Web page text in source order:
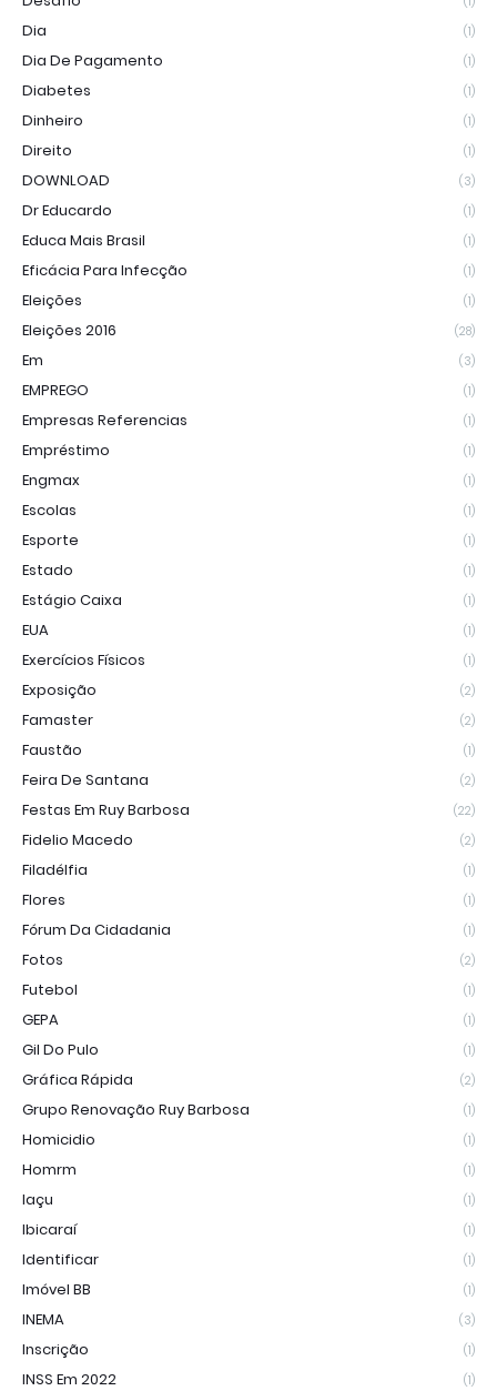
Dia (1)
Dia De Pagamento (1)
Diabetes (1)
Dinheiro (1)
Direito (1)
DOWNLOAD (3)
Dr Educardo (1)
Educa Mais Brasil (1)
Eficácia Para Infecção (1)
Eleições (1)
Eleições 2016 (28)
Em (3)
EMPREGO (1)
Empresas Referencias (1)
Empréstimo (1)
Engmax (1)
Escolas (1)
Esporte (1)
Estado (1)
Estágio Caixa (1)
EUA (1)
Exercícios Físicos (1)
Exposição (2)
Famaster (2)
Faustão (1)
Feira De Santana (2)
Festas Em Ruy Barbosa (22)
Fidelio Macedo (2)
Filadélfia (1)
Flores (1)
Fórum Da Cidadania (1)
Fotos (2)
Futebol (1)
GEPA (1)
Gil Do Pulo (1)
Gráfica Rápida (2)
Grupo Renovação Ruy Barbosa (1)
Homicidio (1)
Homrm (1)
Iaçu (1)
Ibicaraí (1)
Identificar (1)
Imóvel BB (1)
INEMA (3)
Inscrição (1)
INSS Em 2022 (1)